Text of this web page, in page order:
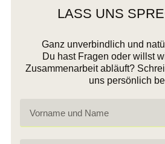
LASS UNS
Ganz unverbindlich und
Du hast Fragen oder willst
Zusammenarbeit abläuft?
uns persönlich